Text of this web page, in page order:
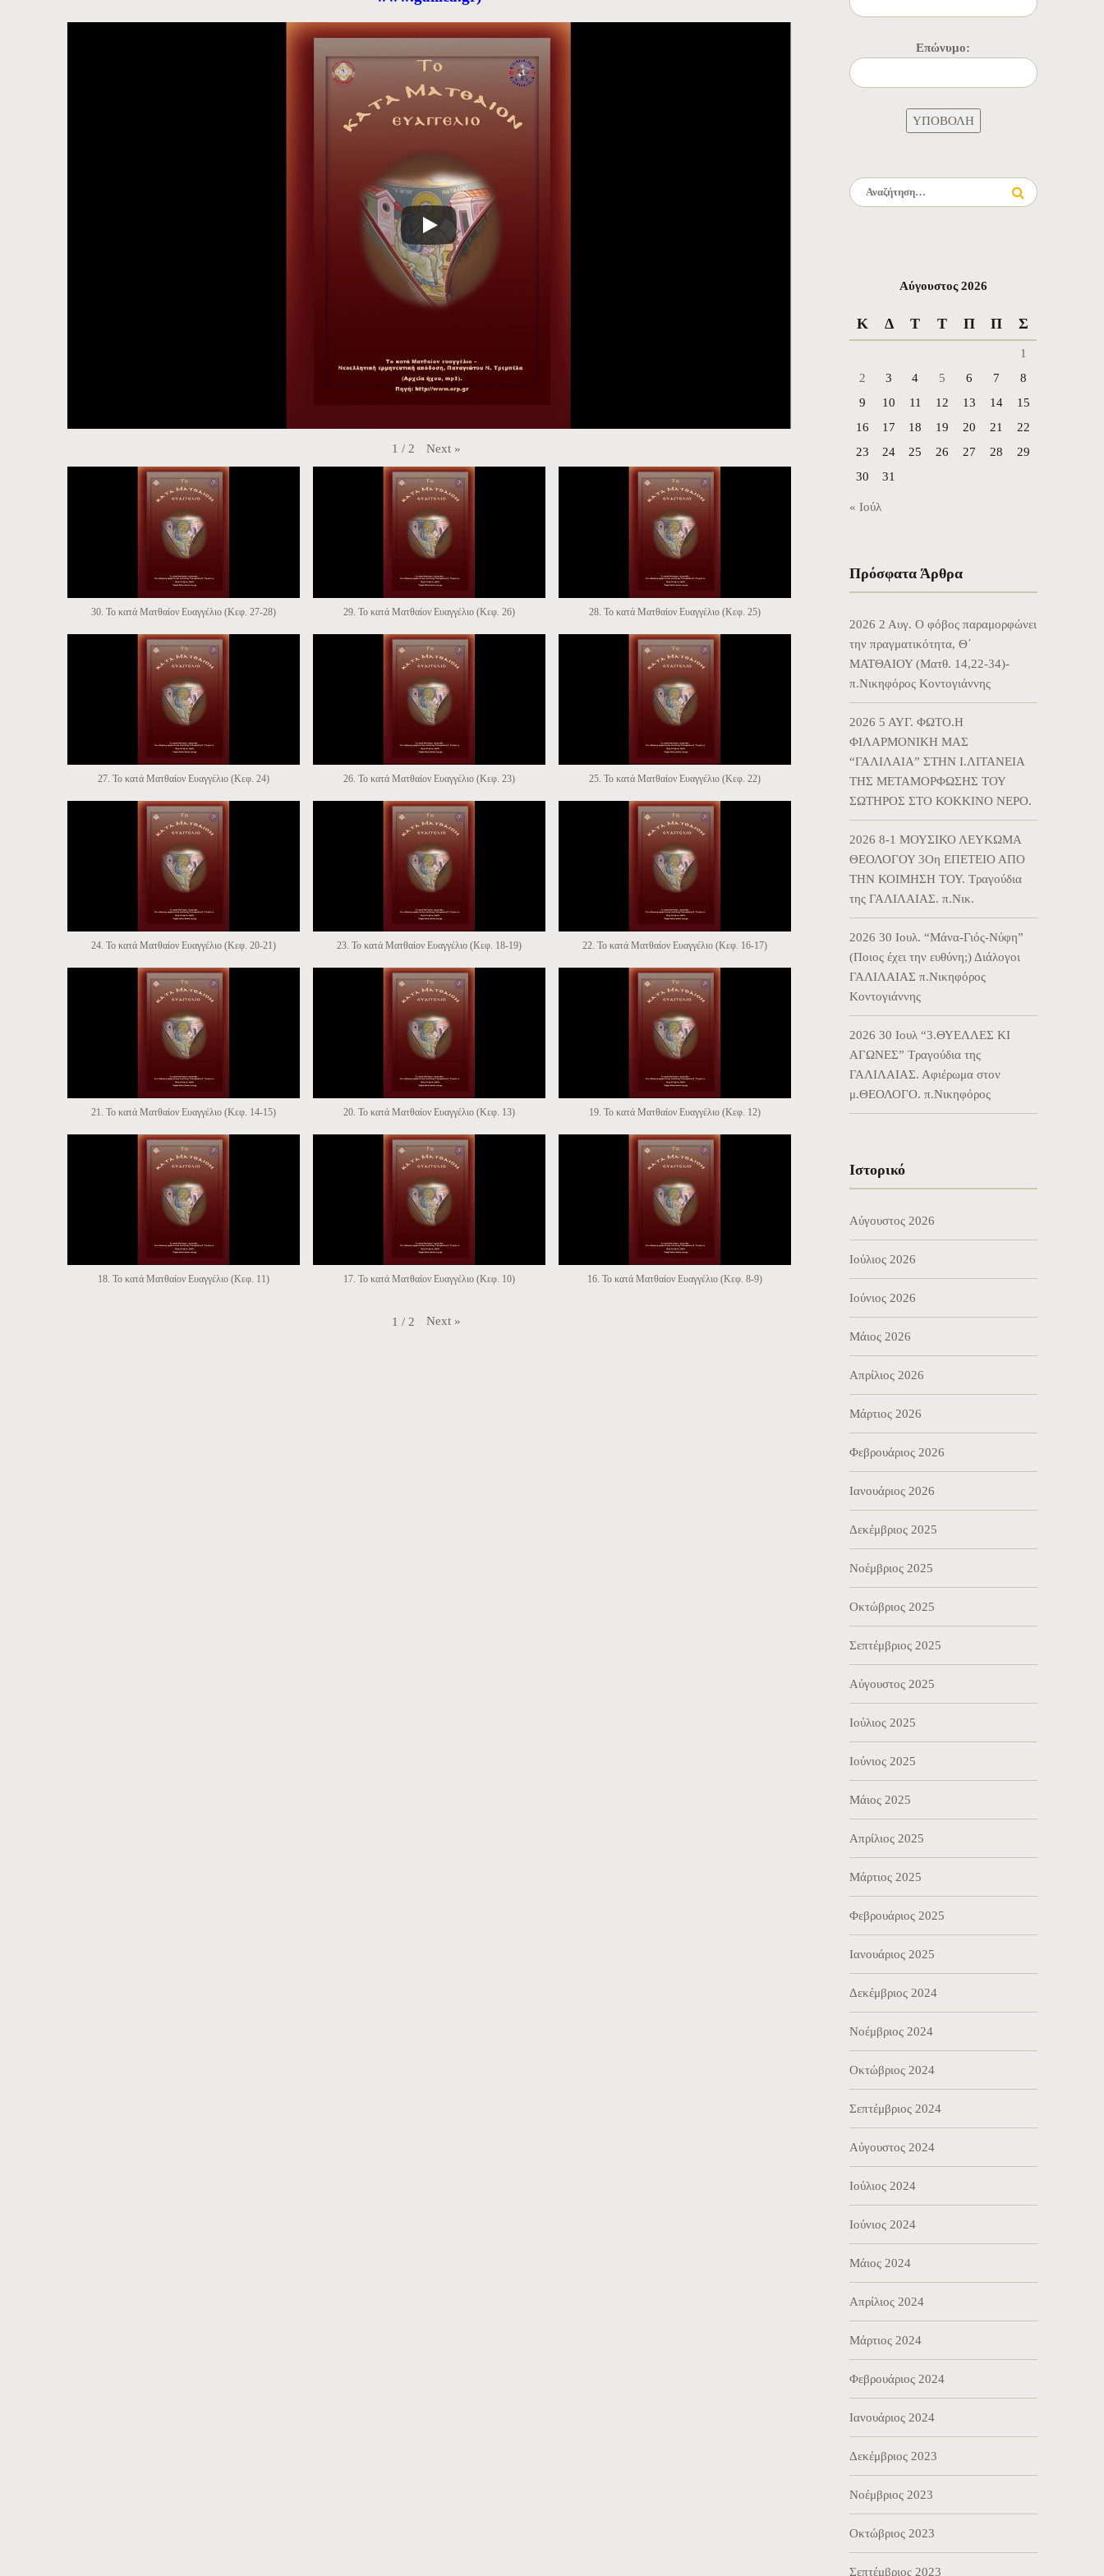
1 / 2 Next »
30. Το κατά Ματθαίον Ευαγγέλιο (Κεφ. 27-28) 29. Το κατά Ματθαίον Ευαγγέλιο (Κεφ. 26) 28. Το κατά Ματθαίον Ευαγγέλιο (Κεφ. 25)
27. Το κατά Ματθαίον Ευαγγέλιο (Κεφ. 24) 26. Το κατά Ματθαίον Ευαγγέλιο (Κεφ. 23) 25. Το κατά Ματθαίον Ευαγγέλιο (Κεφ. 22)
24. Το κατά Ματθαίον Ευαγγέλιο (Κεφ. 20-21) 23. Το κατά Ματθαίον Ευαγγέλιο (Κεφ. 18-19) 22. Το κατά Ματθαίον Ευαγγέλιο (Κεφ. 16-17)
21. Το κατά Ματθαίον Ευαγγέλιο (Κεφ. 14-15) 20. Το κατά Ματθαίον Ευαγγέλιο (Κεφ. 13) 19. Το κατά Ματθαίον Ευαγγέλιο (Κεφ. 12)
18. Το κατά Ματθαίον Ευαγγέλιο (Κεφ. 11) 17. Το κατά Ματθαίον Ευαγγέλιο (Κεφ. 10) 16. Το κατά Ματθαίον Ευαγγέλιο (Κεφ. 8-9)
1 / 2 Next »
Επώνυμο:
Αναζήτηση για:
Αύγουστος 2026
Κ Δ Τ Τ Π Π Σ
1
2
3 4 5 6 7
8
9
10 11 12 13 14
15
16
17 18 19 20 21
22
23
24 25 26 27 28
29
30
31
« Ιούλ
Πρόσφατα Άρθρα
2026 2 Αυγ. Ο φόβος παραμορφώνει
την πραγματικότητα, Θ΄
ΜΑΤΘΑΙΟΥ (Ματθ. 14,22-34)-
π.Νικηφόρος Κοντογιάννης
2026 5 ΑΥΓ. ΦΩΤΟ.Η
ΦΙΛΑΡΜΟΝΙΚΗ ΜΑΣ
“ΓΑΛΙΛΑΙΑ” ΣΤΗΝ Ι.ΛΙΤΑΝΕΙΑ
ΤΗΣ ΜΕΤΑΜΟΡΦΩΣΗΣ ΤΟΥ
ΣΩΤΗΡΟΣ ΣΤΟ ΚΟΚΚΙΝΟ ΝΕΡΟ.
2026 8-1 ΜΟΥΣΙΚΟ ΛΕΥΚΩΜΑ
ΘΕΟΛΟΓΟΥ 3Οη ΕΠΕΤΕΙΟ ΑΠΟ
ΤΗΝ ΚΟΙΜΗΣΗ ΤΟΥ. Τραγούδια
της ΓΑΛΙΛΑΙΑΣ. π.Νικ.
2026 30 Ιουλ. “Μάνα-Γιός-Νύφη”
(Ποιος έχει την ευθύνη;) Διάλογοι
ΓΑΛΙΛΑΙΑΣ π.Νικηφόρος
Κοντογιάννης
2026 30 Ιουλ “3.ΘΥΕΛΛΕΣ ΚΙ
ΑΓΩΝΕΣ” Τραγούδια της
ΓΑΛΙΛΑΙΑΣ. Αφιέρωμα στον
μ.ΘΕΟΛΟΓΟ. π.Νικηφόρος
Ιστορικό
Αύγουστος 2026
Ιούλιος 2026
Ιούνιος 2026
Μάιος 2026
Απρίλιος 2026
Μάρτιος 2026
Φεβρουάριος 2026
Ιανουάριος 2026
Δεκέμβριος 2025
Νοέμβριος 2025
Οκτώβριος 2025
Σεπτέμβριος 2025
Αύγουστος 2025
Ιούλιος 2025
Ιούνιος 2025
Μάιος 2025
Απρίλιος 2025
Μάρτιος 2025
Φεβρουάριος 2025
Ιανουάριος 2025
Δεκέμβριος 2024
Νοέμβριος 2024
Οκτώβριος 2024
Σεπτέμβριος 2024
Αύγουστος 2024
Ιούλιος 2024
Ιούνιος 2024
Μάιος 2024
Απρίλιος 2024
Μάρτιος 2024
Φεβρουάριος 2024
Ιανουάριος 2024
Δεκέμβριος 2023
Νοέμβριος 2023
Οκτώβριος 2023
Σεπτέμβριος 2023